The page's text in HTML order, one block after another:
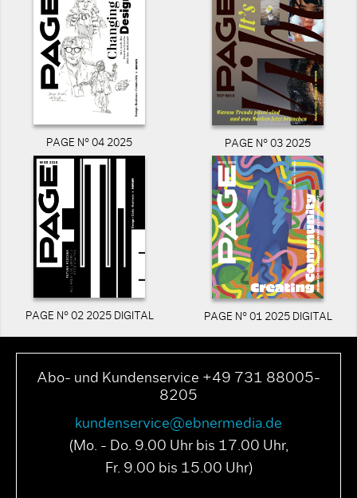
PAGE N° 04 2025 PAGE N° 03 2025
PAGE N° 02 2025 DIGITAL PAGE N° 01 2025 DIGITAL
Abo- und Kundenservice +49 731 88005-
8205
kundenservice@ebnermedia.de
(Mo. - Do. 9.00 Uhr bis 17.00 Uhr,
Fr. 9.00 bis 15.00 Uhr)